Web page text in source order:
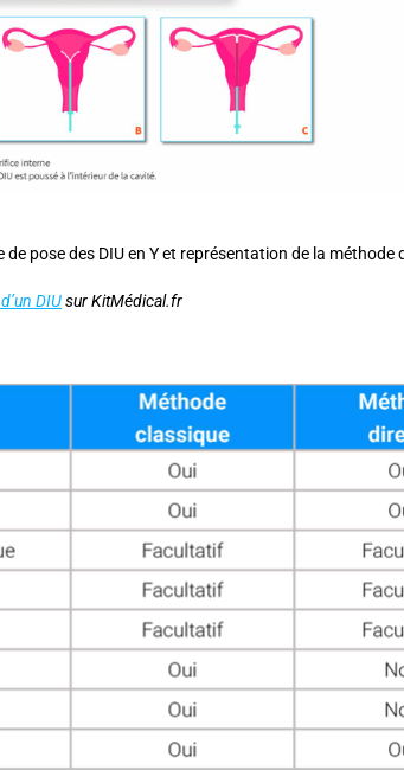
pose des DIU en Y et représentation de la méthode
DIUsur KitMédical.fr